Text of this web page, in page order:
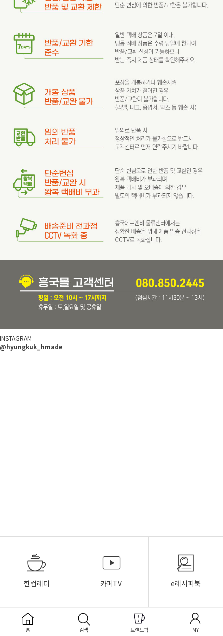
INSTAGRAM
@hyungkuk_hmade
한컵레터 카페TV e레시피북
홈 검색 트렌드픽 MY